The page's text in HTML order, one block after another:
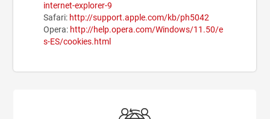
internet-explorer-9
Safari: http://support.apple.com/kb/ph5042
Opera: http://help.opera.com/Windows/11.50/e
s-ES/cookies.html